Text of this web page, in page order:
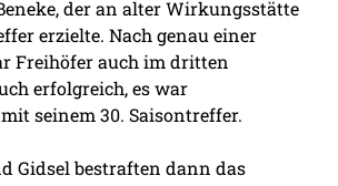
der an alter Wirkungsstätte
erzielte. Nach genau einer
Freihöfer auch im dritten
erfolgreich, es war
seinem 30. Saisontreffer.
Gidsel bestraften dann das